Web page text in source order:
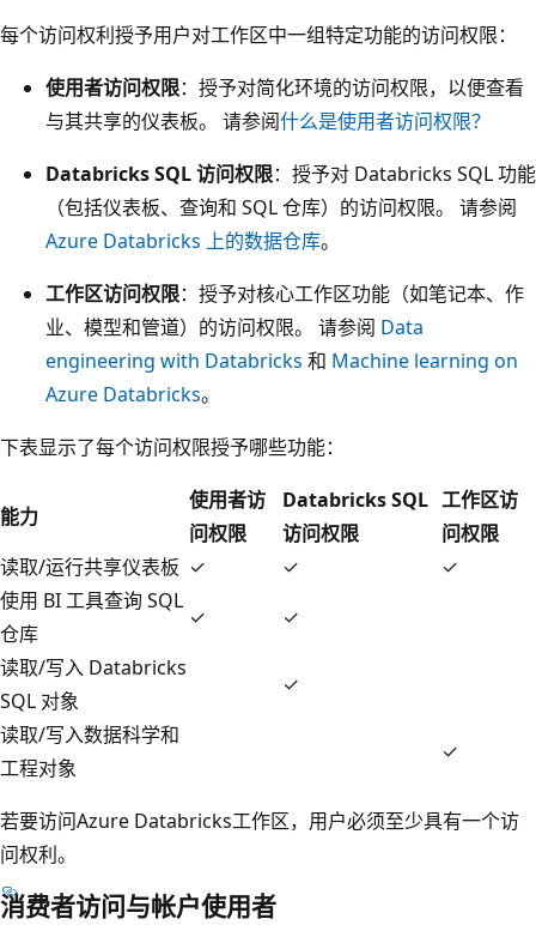
每个访问权利授予用户对工作区中一组特定功能的访问权限：
使用者访问权限：授予对简化环境的访问权限，以便查看
与其共享的仪表板。 请参阅什么是使用者访问权限？
Databricks SQL 访问权限：授予对 Databricks SQL 功能
（包括仪表板、查询和 SQL 仓库）的访问权限。 请参阅
Azure Databricks 上的数据仓库。
工作区访问权限：授予对核心工作区功能（如笔记本、作
业、模型和管道）的访问权限。 请参阅 Data
engineering with Databricks 和 Machine learning on
Azure Databricks。
下表显示了每个访问权限授予哪些功能：
能力
使用者访
问权限
Databricks SQL
访问权限
工作区访
问权限
读取/运行共享仪表板 ✓ ✓
✓
使用 BI 工具查询 SQL
仓库
✓
✓
读取/写入 Databricks
SQL 对象
✓
读取/写入数据科学和
工程对象
✓
若要访问Azure Databricks工作区，用户必须至少具有一个访
问权利。
消费者访问与帐户使用者